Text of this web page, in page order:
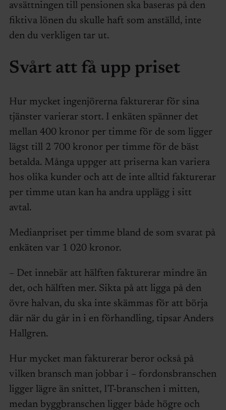
avsättningen till pensionen ska baseras på den
fiktiva lönen du skulle haft som anställd, inte
den du verkligen tar ut.
Svårt att få upp priset
Hur mycket ingenjörerna fakturerar för sina
tjänster varierar stort. I enkäten spänner det
mellan 400 kronor per timme för de som ligger
lägst till 2 700 kronor per timme för de bäst
betalda. Många uppger att priserna kan variera
hos olika kunder och att de inte alltid fakturerar
per timme utan kan ha andra upplägg i sitt
avtal.
Medianpriset per timme bland de som svarat på
enkäten var 1 020 kronor.
– Det innebär att hälften fakturerar mindre än
det, och hälften mer. Sikta på att ligga på den
övre halvan, du ska inte skämmas för att börja
där när du går in i en förhandling, tipsar Anders
Hallgren.
Hur mycket man fakturerar beror också på
vilken bransch man jobbar i – fordonsbranschen
ligger lägre än snittet, IT-branschen i mitten,
medan byggbranschen ligger både högre och